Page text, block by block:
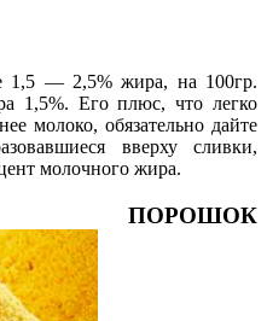
— 2,5% жира, на 100гр.
1,5%. Его плюс, что легко
молоко, обязательно дайте
вверху сливки,
молочного жира.
ПОРОШОК